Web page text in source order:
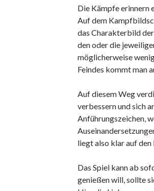
Die Kämpfe erinnern
Auf dem
das Charakterbild
den oder die
möglicherweise
Feindes kommt man
Auf diesem Weg
verbessern und sich
Anführungszeichen,
liegt also klar auf den
Das Spiel kann ab
genießen will, sollte